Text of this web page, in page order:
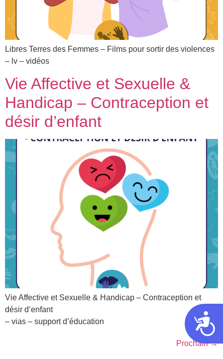
Libres Terres des Femmes – Films pour sortir des violences
– lv – vidéos
Vie Affective et Sexuelle &
Handicap – Contraception et
désir d’enfant
Vie Affective et Sexuelle & Handicap – Contraception et
désir d’enfant
– vias – support d’éducation
Prochain→